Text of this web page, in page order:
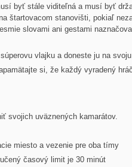
byť stále viditeľná a musí byť
štartovacom stanovišti, pokiaľ
slovami ani gestami
vlajku a doneste ju na
si, že každý vyradený
svojich uväznených kamarátov.
miesto a vezenie pre oba tímy
časový limit je 30 minút